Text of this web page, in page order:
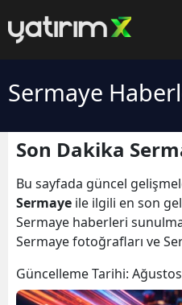
Sermaye
Son Dakika
Bu sayfada güncel
Sermaye ile ilgili en son
Sermaye haberleri
Sermaye fotoğrafları ve
Güncelleme Tarihi: